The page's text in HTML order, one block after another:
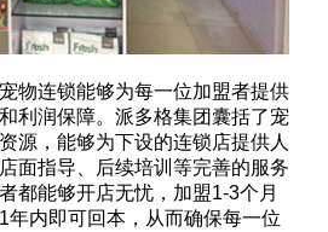
连锁能够为每一位加盟者提供
利润保障。派多格集团囊括了宠
源，能够为下设的连锁店提供人
面指导、后续培训等完善的服务
都能够开店无忧，加盟1-3个月
年内即可回本，从而确保每一位